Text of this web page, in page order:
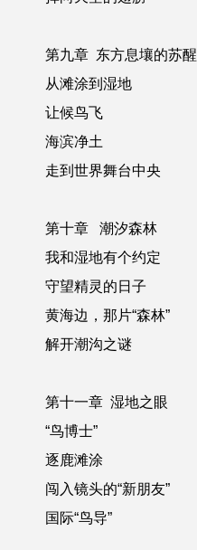
第九章 东方息壤的苏醒
从滩涂到湿地
让候鸟飞
海滨净土
走到世界舞台中央
第十章 潮汐森林
我和湿地有个约定
守望精灵的日子
黄海边，那片“森林”
解开潮沟之谜
第十一章 湿地之眼
“鸟博士”
逐鹿滩涂
闯入镜头的“新朋友”
国际“鸟导”